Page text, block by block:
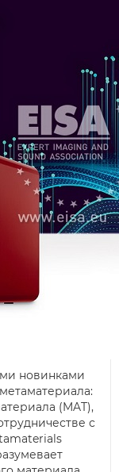
новинками
(MAT),
с